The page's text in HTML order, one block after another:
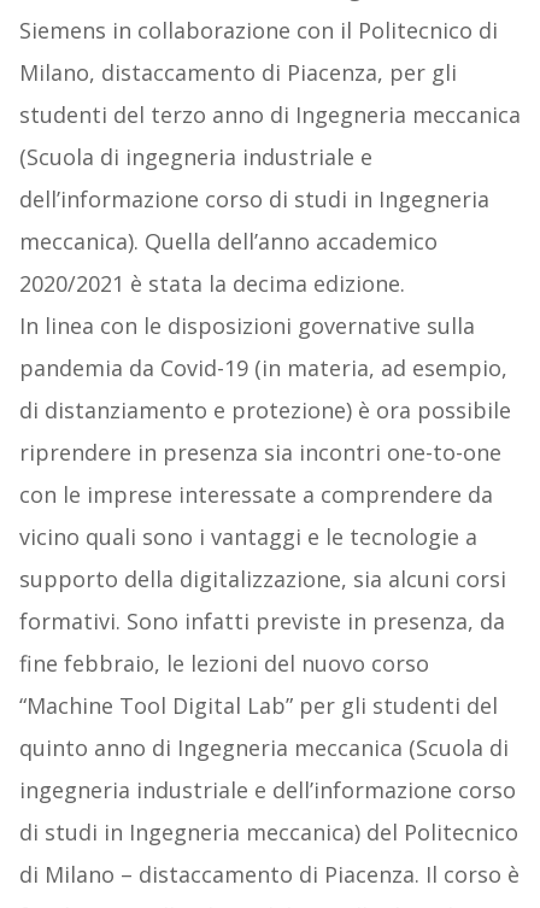
Siemens in collaborazione con il Politecnico di
Milano, distaccamento di Piacenza, per gli
studenti del terzo anno di Ingegneria meccanica
(Scuola di ingegneria industriale e
dell’informazione corso di studi in Ingegneria
meccanica). Quella dell’anno accademico
2020/2021 è stata la decima edizione.
In linea con le disposizioni governative sulla
pandemia da Covid-19 (in materia, ad esempio,
di distanziamento e protezione) è ora possibile
riprendere in presenza sia incontri one-to-one
con le imprese interessate a comprendere da
vicino quali sono i vantaggi e le tecnologie a
supporto della digitalizzazione, sia alcuni corsi
formativi. Sono infatti previste in presenza, da
fine febbraio, le lezioni del nuovo corso
“Machine Tool Digital Lab” per gli studenti del
quinto anno di Ingegneria meccanica (Scuola di
ingegneria industriale e dell’informazione corso
di studi in Ingegneria meccanica) del Politecnico
di Milano – distaccamento di Piacenza. Il corso è